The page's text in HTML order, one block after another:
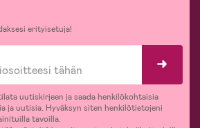
erityisetuja!
uutiskirjeen ja saada henkilökohtaisia
ja uutisia. Hyväksyn siten henkilötietojeni
tavoilla.